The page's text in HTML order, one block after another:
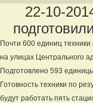
22-10-
Почти 600 единиц
на улицах Центрального
Подготовлено 593
Готовность техники по
будут работать пять